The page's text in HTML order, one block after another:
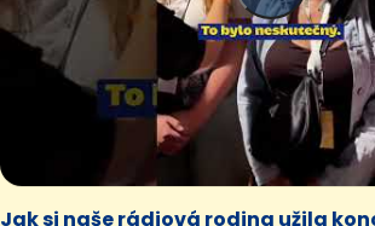
Jak si naše rádiová rodina užila